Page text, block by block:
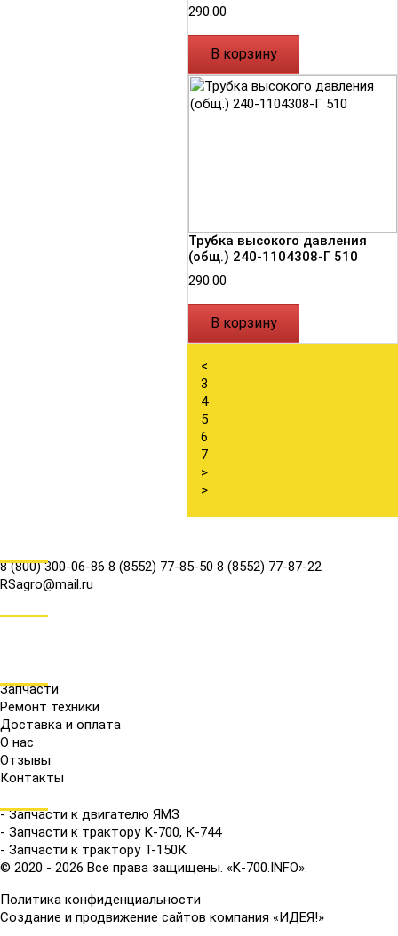
290.00
В корзину
Трубка высокого давления
(общ.) 240-1104308-Г 510
290.00
В корзину
<
3
4
5
6
7
>
>
8 (800) 300-06-86 8 (8552) 77-85-50 8 (8552) 77-87-22
RSagro@mail.ru
Запчасти
Ремонт техники
Доставка и оплата
О нас
Отзывы
Контакты
- Запчасти к двигателю ЯМЗ
- Запчасти к трактору К-700, К-744
- Запчасти к трактору Т-150К
© 2020 - 2026 Все права защищены. «K-700.INFO».
Политика конфиденциальности
Создание и продвижение сайтов компания «ИДЕЯ!»